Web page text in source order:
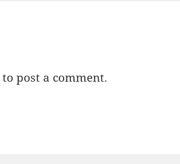
to post a comment.